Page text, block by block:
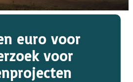
euro voor
voor